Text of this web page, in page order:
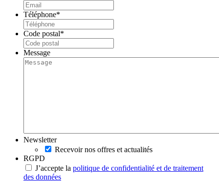
Téléphone*
Code postal*
Message
Newsletter
Recevoir nos offres et actualités
RGPD
J’accepte la politique de confidentialité et de traitement
des données